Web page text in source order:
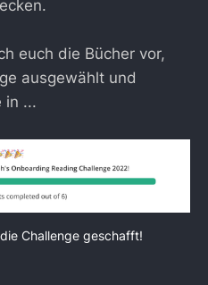
euch die Bücher vor,
ausgewählt und
in ...
Challenge geschafft!